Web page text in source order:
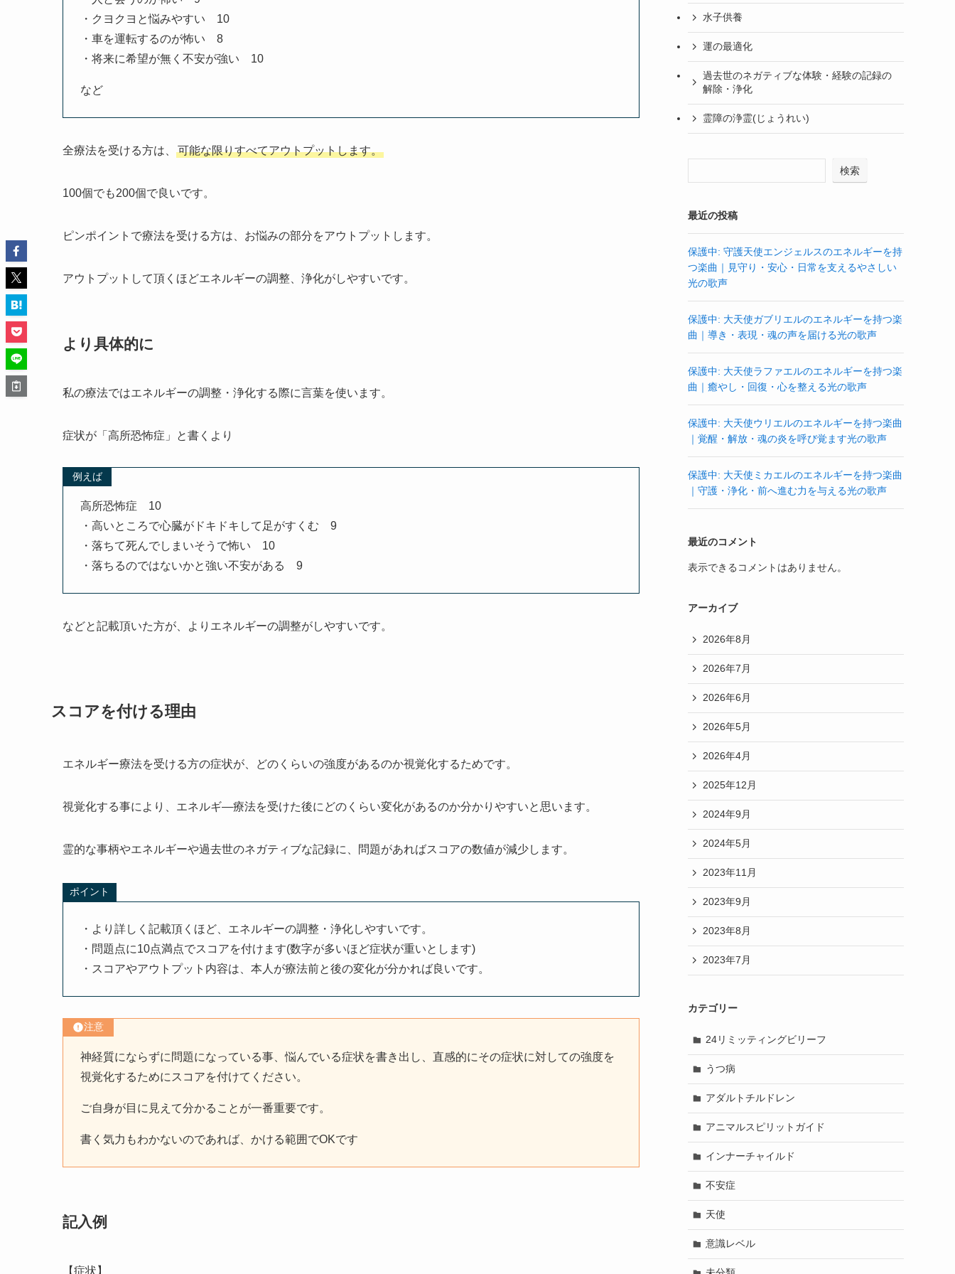
・クヨクヨと悩みやすい 10
・車を運転するのが怖い 8
・将来に希望が無く不安が強い 10
など
全療法を受ける方は、 可能な限りすべてアウトプットします。
100個でも200個で良いです。
ピンポイントで療法を受ける方は、お悩みの部分をアウトプットします。
アウトプットして頂くほどエネルギーの調整、浄化がしやすいです。
より具体的に
私の療法ではエネルギーの調整・浄化する際に言葉を使います。
症状が「高所恐怖症」と書くより
例えば
高所恐怖症 10
・高いところで心臓がドキドキして足がすくむ 9
・落ちて死んでしまいそうで怖い 10
・落ちるのではないかと強い不安がある 9
などと記載頂いた方が、よりエネルギーの調整がしやすいです。
スコアを付ける理由
エネルギー療法を受ける方の症状が、どのくらいの強度があるのか視覚化するためです。
視覚化する事により、エネルギ―療法を受けた後にどのくらい変化があるのか分かりやすいと思います。
霊的な事柄やエネルギーや過去世のネガティブな記録に、問題があればスコアの数値が減少します。
ポイント
・より詳しく記載頂くほど、エネルギーの調整・浄化しやすいです。
・問題点に10点満点でスコアを付けます(数字が多いほど症状が重いとします)
・スコアやアウトプット内容は、本人が療法前と後の変化が分かれば良いです。
注意
神経質にならずに問題になっている事、悩んでいる症状を書き出し、直感的にその症状に対しての強度を
視覚化するためにスコアを付けてください。
ご自身が目に見えて分かることが一番重要です。
書く気力もわかないのであれば、かける範囲でOKです
記入例
【症状】
水子供養
運の最適化
過去世のネガティブな体験・経験の記録の
解除・浄化
霊障の浄霊(じょうれい)
検索
最近の投稿
保護中: 守護天使エンジェルスのエネルギーを持
つ楽曲｜見守り・安心・日常を支えるやさしい
光の歌声
保護中: 大天使ガブリエルのエネルギーを持つ楽
曲｜導き・表現・魂の声を届ける光の歌声
保護中: 大天使ラファエルのエネルギーを持つ楽
曲｜癒やし・回復・心を整える光の歌声
保護中: 大天使ウリエルのエネルギーを持つ楽曲
｜覚醒・解放・魂の炎を呼び覚ます光の歌声
保護中: 大天使ミカエルのエネルギーを持つ楽曲
｜守護・浄化・前へ進む力を与える光の歌声
最近のコメント
表示できるコメントはありません。
アーカイブ
2026年8月
2026年7月
2026年6月
2026年5月
2026年4月
2025年12月
2024年9月
2024年5月
2023年11月
2023年9月
2023年8月
2023年7月
カテゴリー
24リミッティングビリーフ
うつ病
アダルトチルドレン
アニマルスピリットガイド
インナーチャイルド
不安症
天使
意識レベル